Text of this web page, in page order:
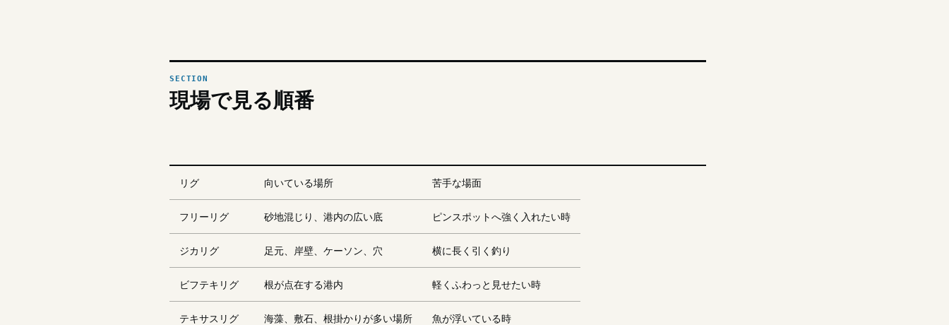
現場で見る順番
リグ 向いている場所 苦手な場面
フリーリグ 砂地混じり、港内の広い底 ピンスポットへ強く入れたい時
ジカリグ 足元、岸壁、ケーソン、穴 横に長く引く釣り
ビフテキリグ 根が点在する港内 軽くふわっと見せたい時
テキサスリグ 海藻、敷石、根掛かりが多い場所 魚が浮いている時